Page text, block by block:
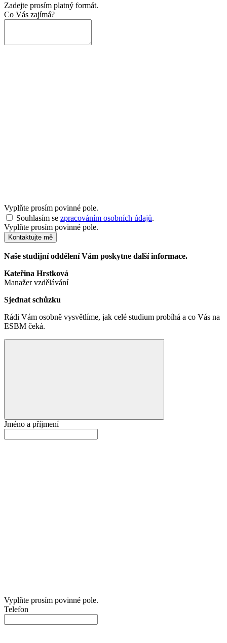
Zadejte prosím platný formát.
Co Vás zajímá?
Vyplňte prosím povinné pole.
Souhlasím se zpracováním osobních údajů.
Vyplňte prosím povinné pole.
Kontaktujte mě
Naše studijní oddělení Vám poskytne další informace.
Kateřina Hrstková
Manažer vzdělávání
Sjednat schůzku
Rádi Vám osobně vysvětlíme, jak celé studium probíhá a co Vás na
ESBM čeká.
Jméno a příjmení
Vyplňte prosím povinné pole.
Telefon